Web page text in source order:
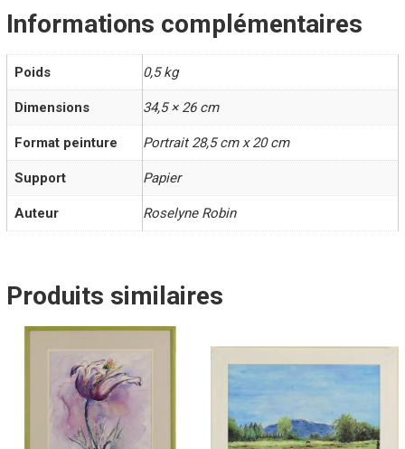
Informations complémentaires
Poids 0,5 kg
Dimensions 34,5 × 26 cm
Format peinture Portrait 28,5 cm x 20 cm
Support Papier
Auteur Roselyne Robin
Produits similaires